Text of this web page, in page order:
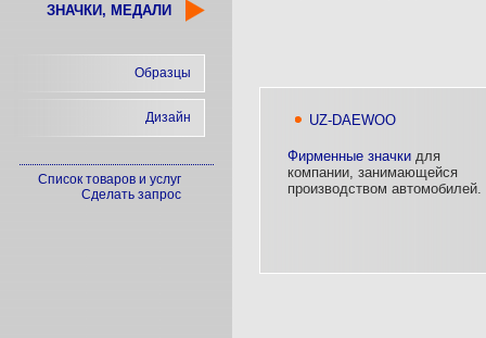
ЗНАЧКИ, МЕДАЛИ
Образцы
Дизайн
Список товаров и услуг
Сделать запрос
UZ-DAEWOO
Фирменные значки для
компании, занимающейся
производством автомобилей.